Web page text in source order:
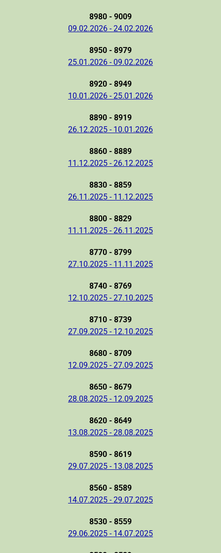
8980 - 9009
09.02.2026 - 24.02.2026
8950 - 8979
25.01.2026 - 09.02.2026
8920 - 8949
10.01.2026 - 25.01.2026
8890 - 8919
26.12.2025 - 10.01.2026
8860 - 8889
11.12.2025 - 26.12.2025
8830 - 8859
26.11.2025 - 11.12.2025
8800 - 8829
11.11.2025 - 26.11.2025
8770 - 8799
27.10.2025 - 11.11.2025
8740 - 8769
12.10.2025 - 27.10.2025
8710 - 8739
27.09.2025 - 12.10.2025
8680 - 8709
12.09.2025 - 27.09.2025
8650 - 8679
28.08.2025 - 12.09.2025
8620 - 8649
13.08.2025 - 28.08.2025
8590 - 8619
29.07.2025 - 13.08.2025
8560 - 8589
14.07.2025 - 29.07.2025
8530 - 8559
29.06.2025 - 14.07.2025